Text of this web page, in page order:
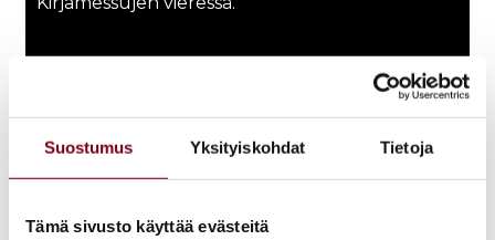
Suostumus Yksityiskohdat Tietoja
Tämä sivusto käyttää evästeitä
Messuaukio 1, 00520 Helsinki
VIINILEHTI